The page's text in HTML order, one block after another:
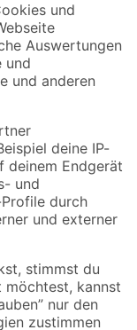
verpassen!